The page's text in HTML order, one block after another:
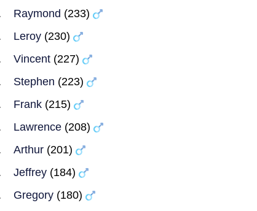
Raymond (233)
Leroy(230)
Vincent(227)
Stephen (223)
Frank(215)
Lawrence(208)
Arthur(201)
Jeffrey(184)
Gregory(180)